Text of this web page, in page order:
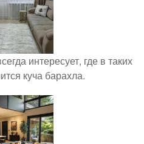
интересует, где в таких
куча барахла.